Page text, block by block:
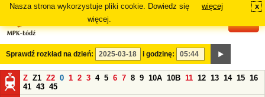
Nasza strona wykorzystuje pliki cookie. Dowiedz się
więcej.
więcej x
Sprawdź rozkład na dzień: i godzinę:
Z Z1 Z2 0 1 2 3 4 5 6 7 8 9 10A 10B 11 12 13 14 15 16
41 43 45